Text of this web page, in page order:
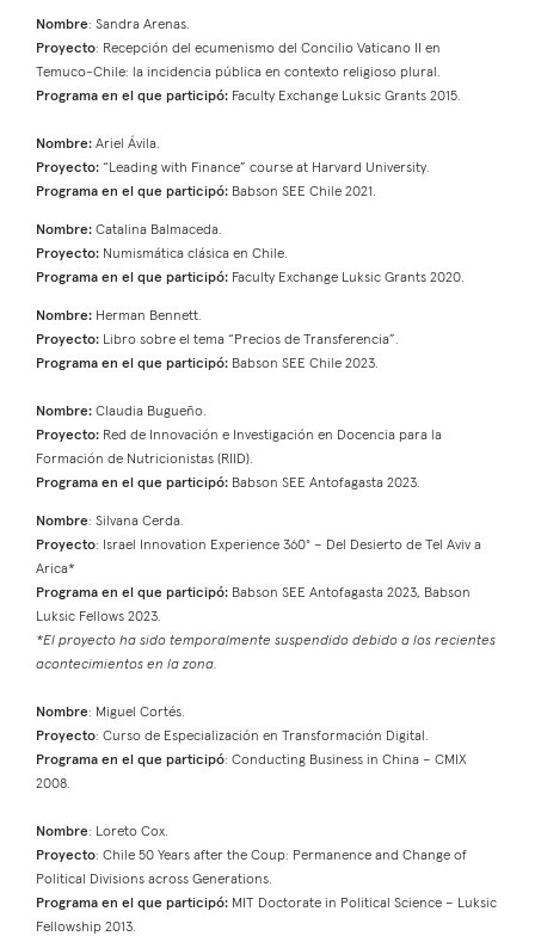
Nombre: Sandra Arenas.
Proyecto: Recepción del ecumenismo del Concilio Vaticano II en
Temuco-Chile: la incidencia pública en contexto religioso plural.
Programa en el que participó: Faculty Exchange Luksic Grants 2015.
Nombre: Ariel Ávila.
Proyecto: “Leading with Finance” course at Harvard University.
Programa en el que participó: Babson SEE Chile 2021.
Nombre: Catalina Balmaceda.
Proyecto: Numismática clásica en Chile.
Programa en el que participó: Faculty Exchange Luksic Grants 2020.
Nombre: Herman Bennett.
Proyecto: Libro sobre el tema “Precios de Transferencia”.
Programa en el que participó: Babson SEE Chile 2023.
Nombre: Claudia Bugueño.
Proyecto: Red de Innovación e Investigación en Docencia para la
Formación de Nutricionistas (RIID).
Programa en el que participó: Babson SEE Antofagasta 2023.
Nombre: Silvana Cerda.
Proyecto: Israel Innovation Experience 360° – Del Desierto de Tel Aviv a
Arica*
Programa en el que participó: Babson SEE Antofagasta 2023, Babson
Luksic Fellows 2023.
*El proyecto ha sido temporalmente suspendido debido a los recientes
acontecimientos en la zona.
Nombre: Miguel Cortés.
Proyecto: Curso de Especialización en Transformación Digital.
Programa en el que participó: Conducting Business in China – CMIX
2008.
Nombre: Loreto Cox.
Proyecto: Chile 50 Years after the Coup: Permanence and Change of
Political Divisions across Generations.
Programa en el que participó: MIT Doctorate in Political Science – Luksic
Fellowship 2013.